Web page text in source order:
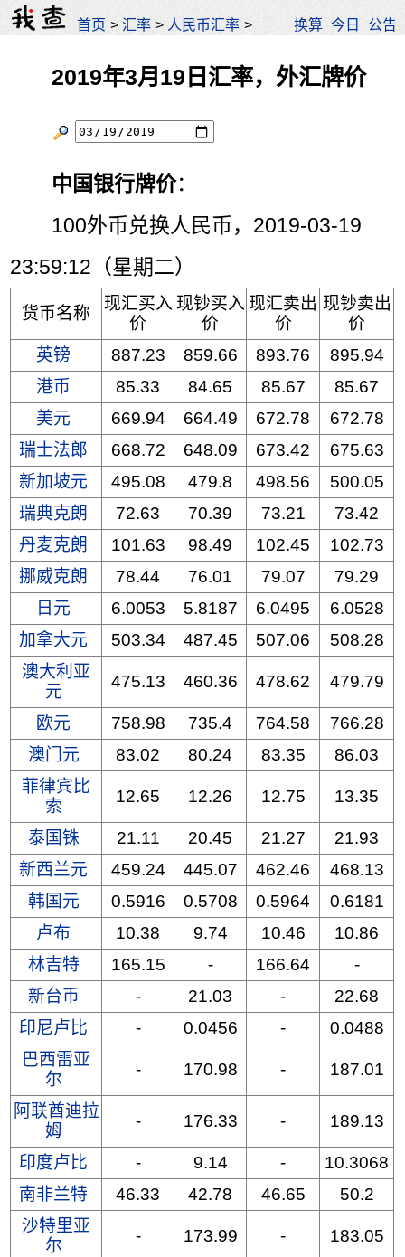
首页 >汇率 > 人民币汇率 > 换算 今日 公告
2019年3月19日汇率，外汇牌价
中国银行牌价：
100外币兑换人民币，2019-03-19
23:59:12（星期二）
货币名称
现汇买入
价
现钞买入
价
现汇卖出
价
现钞卖出
价
英镑
887.23 859.66 893.76
895.94
港币
85.33 84.65 85.67
85.67
美元
669.94 664.49 672.78
672.78
瑞士法郎
668.72 648.09 673.42
675.63
新加坡元
495.08 479.8 498.56
500.05
瑞典克朗
72.63 70.39 73.21
73.42
丹麦克朗
101.63 98.49 102.45
102.73
挪威克朗
78.44 76.01 79.07
79.29
日元
6.0053 5.8187 6.0495
6.0528
加拿大元
503.34 487.45 507.06
508.28
澳大利亚
元
475.13 460.36 478.62 479.79
欧元 758.98 735.4 764.58
766.28
澳门元
83.02 80.24 83.35
86.03
菲律宾比
索
12.65 12.26 12.75 13.35
泰国铢 21.11 20.45 21.27
21.93
新西兰元
459.24 445.07 462.46
468.13
韩国元
0.5916 0.5708 0.5964
0.6181
卢布
10.38 9.74 10.46
10.86
林吉特
165.15 - 166.64
-
新台币
- 21.03 -
22.68
印尼卢比
- 0.0456 -
0.0488
巴西雷亚
尔
- 170.98 - 187.01
阿联酋迪拉
姆
- 176.33 - 189.13
印度卢比 - 9.14 -
10.3068
南非兰特
46.33 42.78 46.65
50.2
沙特里亚
尔
- 173.99 - 183.05